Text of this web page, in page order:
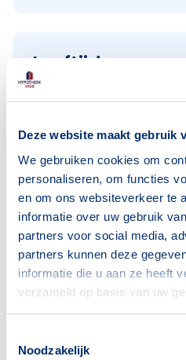
Deze website maakt gebruik
We gebruiken cookies om
personaliseren, om functies
en om ons websiteverkeer te
informatie over uw gebruik
partners voor social media,
partners kunnen deze
informatie die u aan ze heeft
verzameld op basis van uw
Noodzakelijk
Leeftijden
< 18 jaar
45–65 jaar
65+ jaar
Bron: CBS
Huishoudens
Alleenwonend